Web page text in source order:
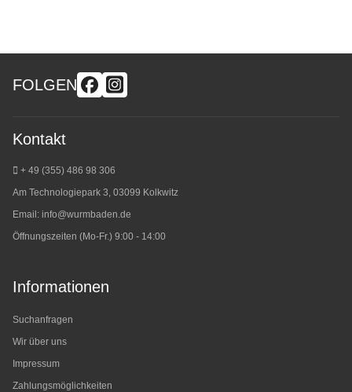
FOLGEN
Kontakt
+ 49 (355) 486 98 306
Am Technologiepark 3, 03099 Kolkwitz
Email: info@wurmbaden.de
Öffnungszeiten (Mo-Fr.) 9:00 - 14:00
Informationen
Suchanfragen
Wir über uns
Impressum
Zahlungsmöglichkeiten